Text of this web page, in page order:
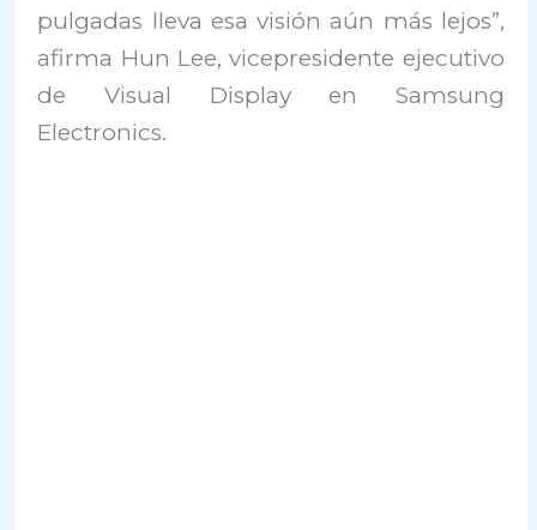
pulgadas lleva esa visión aún más lejos”,
afirma Hun Lee, vicepresidente ejecutivo
de Visual Display en Samsung
Electronics.